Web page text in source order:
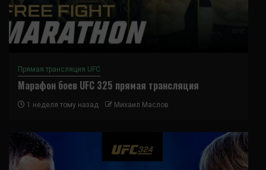
Прямая трансляция UFC
Марафон боев UFC 325 прямая трансляция
1 неделя тому назад Михаил Маслов